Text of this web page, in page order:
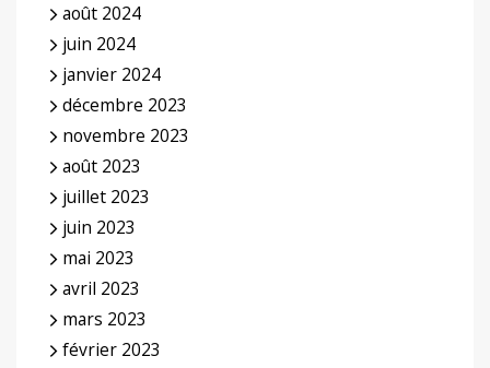
août 2024
juin 2024
janvier 2024
décembre 2023
novembre 2023
août 2023
juillet 2023
juin 2023
mai 2023
avril 2023
mars 2023
février 2023